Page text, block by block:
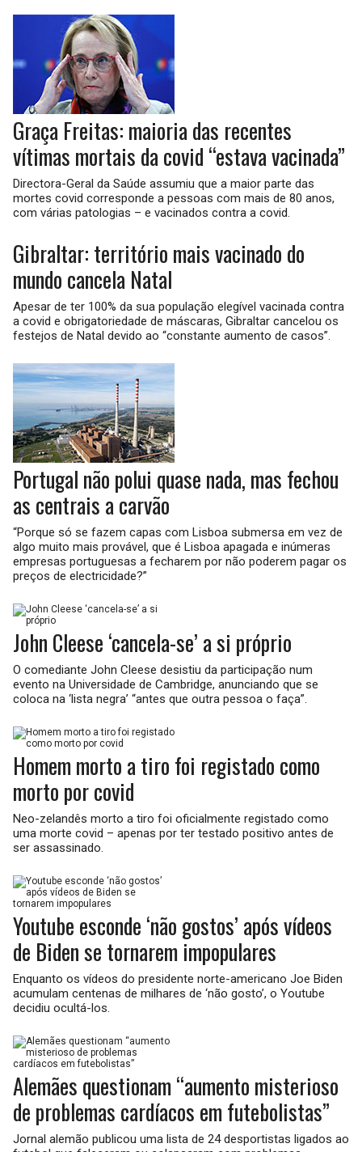
Graça Freitas: maioria das recentes
vítimas mortais da covid “estava vacinada”
Directora-Geral da Saúde assumiu que a maior parte das
mortes covid corresponde a pessoas com mais de 80 anos,
com várias patologias – e vacinados contra a covid.
Gibraltar: território mais vacinado do
mundo cancela Natal
Apesar de ter 100% da sua população elegível vacinada contra
a covid e obrigatoriedade de máscaras, Gibraltar cancelou os
festejos de Natal devido ao “constante aumento de casos”.
Portugal não polui quase nada, mas fechou
as centrais a carvão
“Porque só se fazem capas com Lisboa submersa em vez de
algo muito mais provável, que é Lisboa apagada e inúmeras
empresas portuguesas a fecharem por não poderem pagar os
preços de electricidade?”
John Cleese ‘cancela-se’ a si próprio
O comediante John Cleese desistiu da participação num
evento na Universidade de Cambridge, anunciando que se
coloca na ‘lista negra’ “antes que outra pessoa o faça”.
Homem morto a tiro foi registado como
morto por covid
Neo-zelandês morto a tiro foi oficialmente registado como
uma morte covid – apenas por ter testado positivo antes de
ser assassinado.
Youtube esconde ‘não gostos’ após vídeos
de Biden se tornarem impopulares
Enquanto os vídeos do presidente norte-americano Joe Biden
acumulam centenas de milhares de ‘não gosto’, o Youtube
decidiu ocultá-los.
Alemães questionam “aumento misterioso
de problemas cardíacos em futebolistas”
Jornal alemão publicou uma lista de 24 desportistas ligados ao